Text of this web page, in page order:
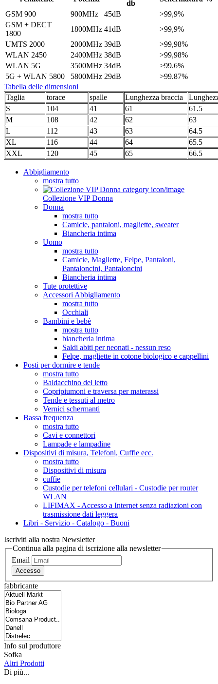
db
GSM 900
900MHz 45dB
>99,9%
GSM + DECT
1800
1800MHz 41dB
>99,9%
UMTS 2000
2000MHz 39dB
>99,98%
WLAN 2450
2400MHz 38dB
>99,98%
WLAN 5G
3500MHz 34dB
>99.6%
5G + WLAN 5800
5800MHz 29dB
>99.87%
Tabella delle dimensioni
Taglia
torace spalle Lunghezza braccia
S
104 41 61
61.5
M
108 42 62
63
L
112 43 63
64.5
XL
116 44 64
65.5
XXL
120 45 65 66.5
Abbigliamento
mostra tutto
Collezione VIP Donna
Donna
mostra tutto
Camicie, pantaloni, magliette, sweater
Biancheria intima
Uomo
mostra tutto
Camicie, Magliette, Felpe, Pantaloni,
Pantaloncini, Pantaloncini
Biancheria intima
Tute protettive
Accessori Abbigliamento
mostra tutto
Occhiali
Bambini e bebè
mostra tutto
biancheria intima
Saldi abiti per neonati - nessun reso
Felpe, magliette in cotone biologico e cappellini
Posti per dormire e tende
mostra tutto
Baldacchino del letto
Copripiumoni e traversa per materassi
Tende e tessuti al metro
Vernici schermanti
Bassa frequenza
mostra tutto
Cavi e connettori
Lampade e lampadine
Dispositivi di misura, Telefoni, Cuffie ecc.
mostra tutto
Dispositivi di misura
cuffie
Custodie per telefoni cellulari - Custodie per router
WLAN
LIFIMAX - Accesso a Internet senza radiazioni con
trasmissione dati leggera
Libri - Servizio - Catalogo - Buoni
Iscriviti alla nostra Newsletter
Continua alla pagina di iscrizione alla newsletter
Email
Accesso
fabbricante
Info sul produttore
Sofka
Altri Prodotti
Di più...